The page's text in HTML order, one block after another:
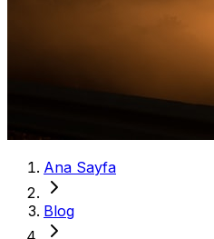
Ana Sayfa
Blog